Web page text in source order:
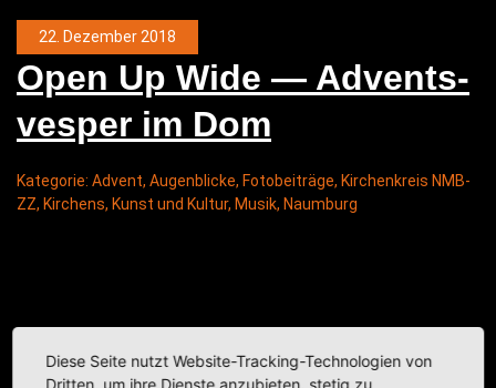
22. Dezember 2018
Open Up Wide — Advents­
ves­per im Dom
Kategorie: Advent, Augenblicke, Fotobeiträge, Kirchenkreis NMB-
ZZ, Kirchens, Kunst und Kultur, Musik, Naumburg
Diese Seite nutzt Website-Tracking-Technologien von
Dritten, um ihre Dienste anzubieten, stetig zu